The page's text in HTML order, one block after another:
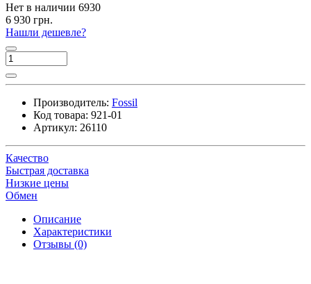
Нет в наличии 6930
6 930 грн.
Нашли дешевле?
Производитель: Fossil
Код товара: 921-01
Артикул: 26110
Качество
Быстрая доставка
Низкие цены
Обмен
Описание
Характеристики
Отзывы (0)